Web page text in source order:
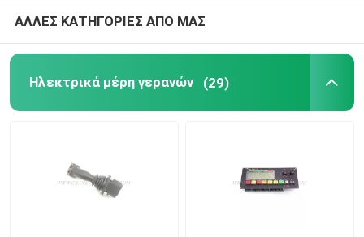
ΑΛΛΕΣ ΚΑΤΗΓΟΡΙΕΣ ΑΠΟ ΜΑΣ
Ηλεκτρικά μέρη γερανών (29)